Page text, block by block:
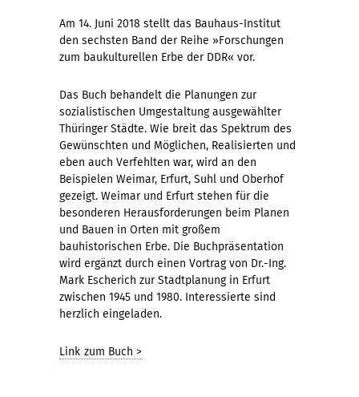
Am 14. Juni 2018 stellt das Bauhaus-Institut
den sechsten Band der Reihe »Forschungen
zum baukulturellen Erbe der DDR« vor.
Das Buch behandelt die Planungen zur
sozialistischen Umgestaltung ausgewählter
Thüringer Städte. Wie breit das Spektrum des
Gewünschten und Möglichen, Realisierten und
eben auch Verfehlten war, wird an den
Beispielen Weimar, Erfurt, Suhl und Oberhof
gezeigt. Weimar und Erfurt stehen für die
besonderen Herausforderungen beim Planen
und Bauen in Orten mit großem
bauhistorischen Erbe. Die Buchpräsentation
wird ergänzt durch einen Vortrag von Dr.-Ing.
Mark Escherich zur Stadtplanung in Erfurt
zwischen 1945 und 1980. Interessierte sind
herzlich eingeladen.
Link zum Buch >